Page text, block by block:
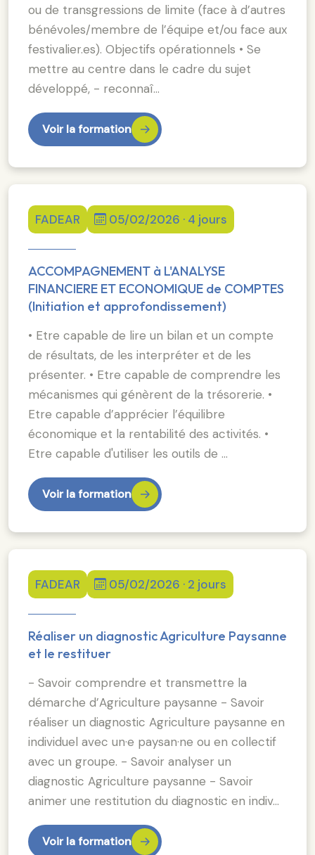
ou de transgressions de limite (face à d’autres
bénévoles/membre de l’équipe et/ou face aux
festivalier.es). Objectifs opérationnels • Se
mettre au centre dans le cadre du sujet
développé, - reconnaî…
Voir la formation
FADEAR 05/02/2026 · 4 jours
ACCOMPAGNEMENT à L'ANALYSE
FINANCIERE ET ECONOMIQUE de COMPTES
(Initiation et approfondissement)
• Etre capable de lire un bilan et un compte
de résultats, de les interpréter et de les
présenter. • Etre capable de comprendre les
mécanismes qui génèrent de la trésorerie. •
Etre capable d’apprécier l’équilibre
économique et la rentabilité des activités. •
Etre capable d'utiliser les outils de …
Voir la formation
FADEAR 05/02/2026 · 2 jours
Réaliser un diagnostic Agriculture Paysanne
et le restituer
- Savoir comprendre et transmettre la
démarche d’Agriculture paysanne - Savoir
réaliser un diagnostic Agriculture paysanne en
individuel avec un·e paysan·ne ou en collectif
avec un groupe. - Savoir analyser un
diagnostic Agriculture paysanne - Savoir
animer une restitution du diagnostic en indiv…
Voir la formation